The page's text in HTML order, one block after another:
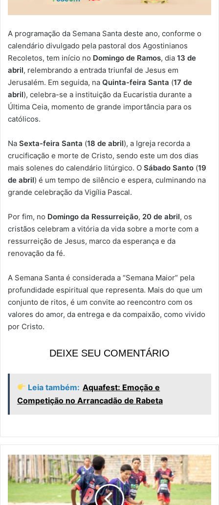
A programação da Semana Santa deste ano, conforme o
calendário divulgado pela pastoral dos Agostinianos
Recoletos, tem início no Domingo de Ramos, dia 13 de
abril, relembrando a entrada triunfal de Jesus em
Jerusalém. Em seguida, na Quinta-feira Santa (17 de
abril), celebra-se a instituição da Eucaristia durante a
Última Ceia, momento de grande importância para os
católicos.
Na Sexta-feira Santa (18 de abril), a Igreja recorda a
crucificação e morte de Cristo, sendo este um dos dias
mais solenes do calendário litúrgico. O Sábado Santo (19
de abril) é um tempo de silêncio e espera, culminando na
grande celebração da Vigília Pascal.
Por fim, no Domingo da Ressurreição, 20 de abril, os
cristãos celebram a vitória da vida sobre a morte com a
ressurreição de Jesus, marco da esperança e da
renovação da fé.
A Semana Santa é considerada a “Semana Maior” pela
profundidade espiritual que representa. Mais do que um
conjunto de ritos, é um convite ao reencontro com os
valores do amor, da entrega e da compaixão, como vivido
por Cristo.
DEIXE SEU COMENTÁRIO
Leia também: Aquafest: Emoção e
Competição no Arrancadão de Rabeta
P
o
r
e